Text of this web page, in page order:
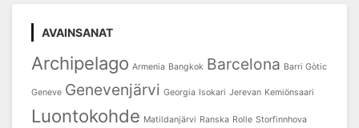
AVAINSANAT
Archipelago Armenia Bangkok Barcelona Barri Gòtic
Geneve Genevenjärvi Georgia Isokari Jerevan Kemiönsaari
Luontokohde Matildanjärvi Ranska Rolle Storfinnhova